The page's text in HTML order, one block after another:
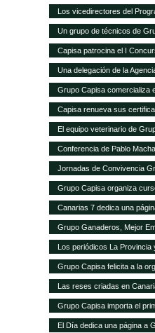
San Benito
Los vicedirectores del
trabajo de Silos Canarios
Un grupo de técnicos de
la Complutense
Capisa patrocina el I
Canario de Santa Brígida
Una delegación de la
Silos Canarios
Grupo Capisa comercializa
para caprino y ovino
Capisa renueva sus
“evidente mejora continua”,
El equipo veterinario de
para ponedoras
Conferencia de Pablo
alumnos de Hecansa
Jornadas de Convivencia
Grupo Capisa organiza
Canarias 7 dedica una
Canarias
Grupo Ganaderos, Mejor
Los periódicos La Provincia
suplemento de Sector
Grupo Capisa felicita a la
Las reses criadas en
el consumidor local
Grupo Capisa importa el
frisonas de alta
El Día dedica una página a